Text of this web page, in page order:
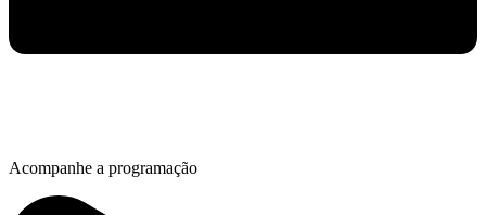
Acompanhe a programação